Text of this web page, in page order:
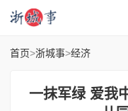
首页>浙城事>经济
一抹军绿 爱我